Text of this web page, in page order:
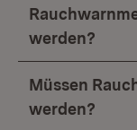
werden?
Müssen
werden?